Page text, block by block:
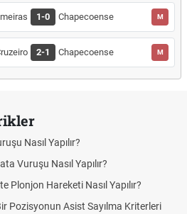
1-0 Chapecoense M
2-1 Chapecoense M
Nasıl Yapılır?
Vuruşu Nasıl Yapılır?
Plonjon Hareketi Nasıl Yapılır?
Pozisyonun Asist Sayılma Kriterleri